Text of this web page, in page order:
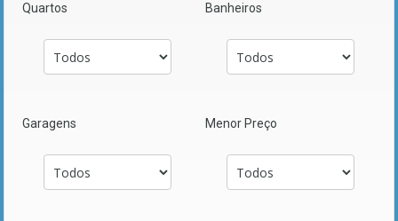
Quartos Banheiros
Garagens Menor Preço